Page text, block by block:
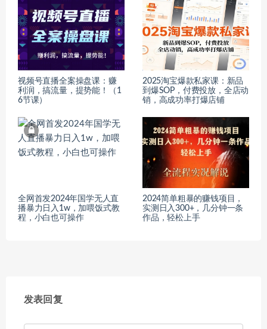
视频号直播全案操盘课：赚
利润，搞流量，提势能！（1
6节课）
2025淘宝爆款私家课：新品
到爆SOP，付费投放，全店动
销，高成功率打爆店铺
全网首发2024年国学无人直
播暴力日入1w，加喂饭式教
程，小白也可操作
2024简单粗暴的赚钱项目，
实测日入300+，几分钟一条
作品，轻松上手
发表回复